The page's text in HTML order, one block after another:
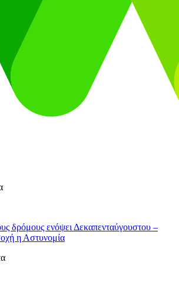
δρόμους ενόψει Δεκαπενταύγουστου –
η Αστυνομία